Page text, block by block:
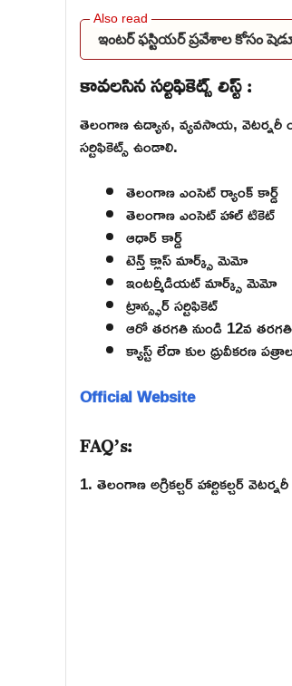
ఇంటర్ ఫస్టియర్ ప్రవేశాల కోసం
కావలసిన సర్టిఫికెట్స్ లిస్ట్ :
తెలంగాణ ఉద్యాన, వ్యవసాయ, వెటర్నరీ
సర్టిఫికెట్స్ ఉండాలి.
తెలంగాణ ఎంసెట్ ర్యాంక్ కార్డ్
తెలంగాణ ఎంసెట్ హాల్ టికెట్
ఆధార్ కార్డ్
టెన్త్ క్లాస్ మార్క్స్ మెమో
ఇంటర్మీడియట్ మార్క్స్ మెమో
ట్రాన్స్ఫర్ సర్టిఫికెట్
ఆరో తరగతి నుండి 12వ తరగతి
క్యాస్ట్ లేదా కుల ధ్రువీకరణ
Official Website
FAQ’s:
1. తెలంగాణ అగ్రికల్చర్ హార్టికల్చర్